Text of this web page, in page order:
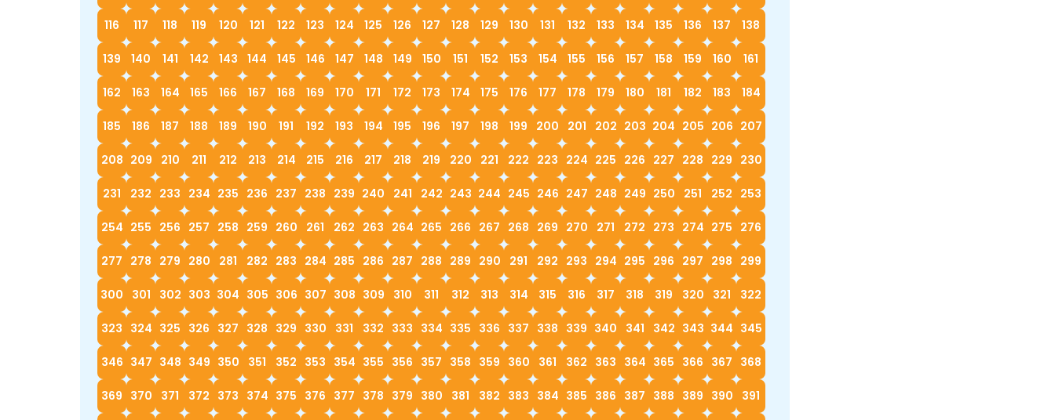
116 117 118 119 120 121 122 123 124 125 126 127 128 129 130 131 132 133 134 135 136 137 138
139 140 141 142 143 144 145 146 147 148 149 150 151 152 153 154 155 156 157 158 159 160 161
162 163 164 165 166 167 168 169 170 171 172 173 174 175 176 177 178 179 180 181 182 183 184
185 186 187 188 189 190 191 192 193 194 195 196 197 198 199 200 201 202 203 204 205 206 207
208 209 210 211 212 213 214 215 216 217 218 219 220 221 222 223 224 225 226 227 228 229 230
231 232 233 234 235 236 237 238 239 240 241 242 243 244 245 246 247 248 249 250 251 252 253
254 255 256 257 258 259 260 261 262 263 264 265 266 267 268 269 270 271 272 273 274 275 276
277 278 279 280 281 282 283 284 285 286 287 288 289 290 291 292 293 294 295 296 297 298 299
300 301 302 303 304 305 306 307 308 309 310 311 312 313 314 315 316 317 318 319 320 321 322
323 324 325 326 327 328 329 330 331 332 333 334 335 336 337 338 339 340 341 342 343 344 345
346 347 348 349 350 351 352 353 354 355 356 357 358 359 360 361 362 363 364 365 366 367 368
369 370 371 372 373 374 375 376 377 378 379 380 381 382 383 384 385 386 387 388 389 390 391